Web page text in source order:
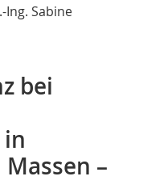
Ing. Sabine
bei
–